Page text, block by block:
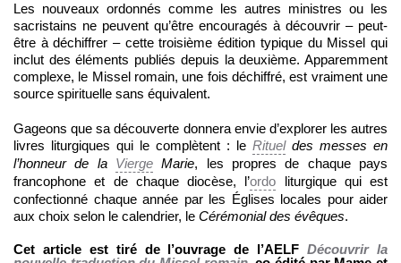
Les nouveaux ordonnés comme les autres ministres ou les
sacristains ne peuvent qu’être encouragés à découvrir – peut-
être à déchiffrer – cette troisième édition typique du Missel qui
inclut des éléments publiés depuis la deuxième. Apparemment
complexe, le Missel romain, une fois déchiffré, est vraiment une
source spirituelle sans équivalent.
Gageons que sa découverte donnera envie d’explorer les autres
livres liturgiques qui le complètent : le Ritueldes messes en
l’honneur de la Vierge Marie, les propres de chaque pays
francophone et de chaque diocèse, l’ordo liturgique qui est
confectionné chaque année par les Églises locales pour aider
aux choix selon le calendrier, le Cérémonial des évêques.
Cet article est tiré de l’ouvrage de l’AELFDécouvrir la